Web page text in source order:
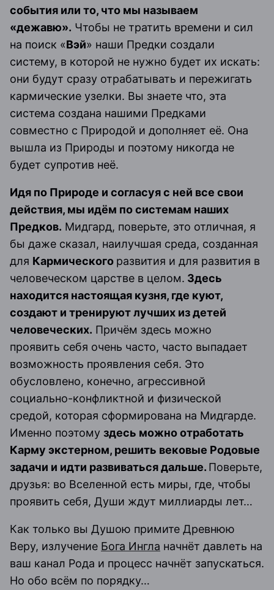
события или то, что мы называем
«дежавю». Чтобы не тратить времени и сил
на поиск «Вэй» наши Предки создали
систему, в которой не нужно будет их искать:
они будут сразу отрабатывать и пережигать
кармические узелки. Вы знаете что, эта
система создана нашими Предками
совместно с Природой и дополняет её. Она
вышла из Природы и поэтому никогда не
будет супротив неё.
Идя по Природе и согласуя с ней все свои
действия, мы идём по системам наших
Предков. Мидгард, поверьте, это отличная, я
бы даже сказал, наилучшая среда, созданная
для Кармического развития и для развития в
человеческом царстве в целом. Здесь
находится настоящая кузня, где куют,
создают и тренируют лучших из детей
человеческих. Причём здесь можно
проявить себя очень часто, часто выпадает
возможность проявления себя. Это
обусловлено, конечно, агрессивной
социально-конфликтной и физической
средой, которая сформирована на Мидгарде.
Именно поэтому здесь можно отработать
Карму экстерном, решить вековые Родовые
задачи и идти развиваться дальше. Поверьте,
друзья: во Вселенной есть миры, где, чтобы
проявить себя, Души ждут миллиарды лет…
Как только вы Душою примите Древнюю
Веру, излучение Бога Ингла начнёт давлеть на
ваш канал Рода и процесс начнёт запускаться.
Но обо всём по порядку…